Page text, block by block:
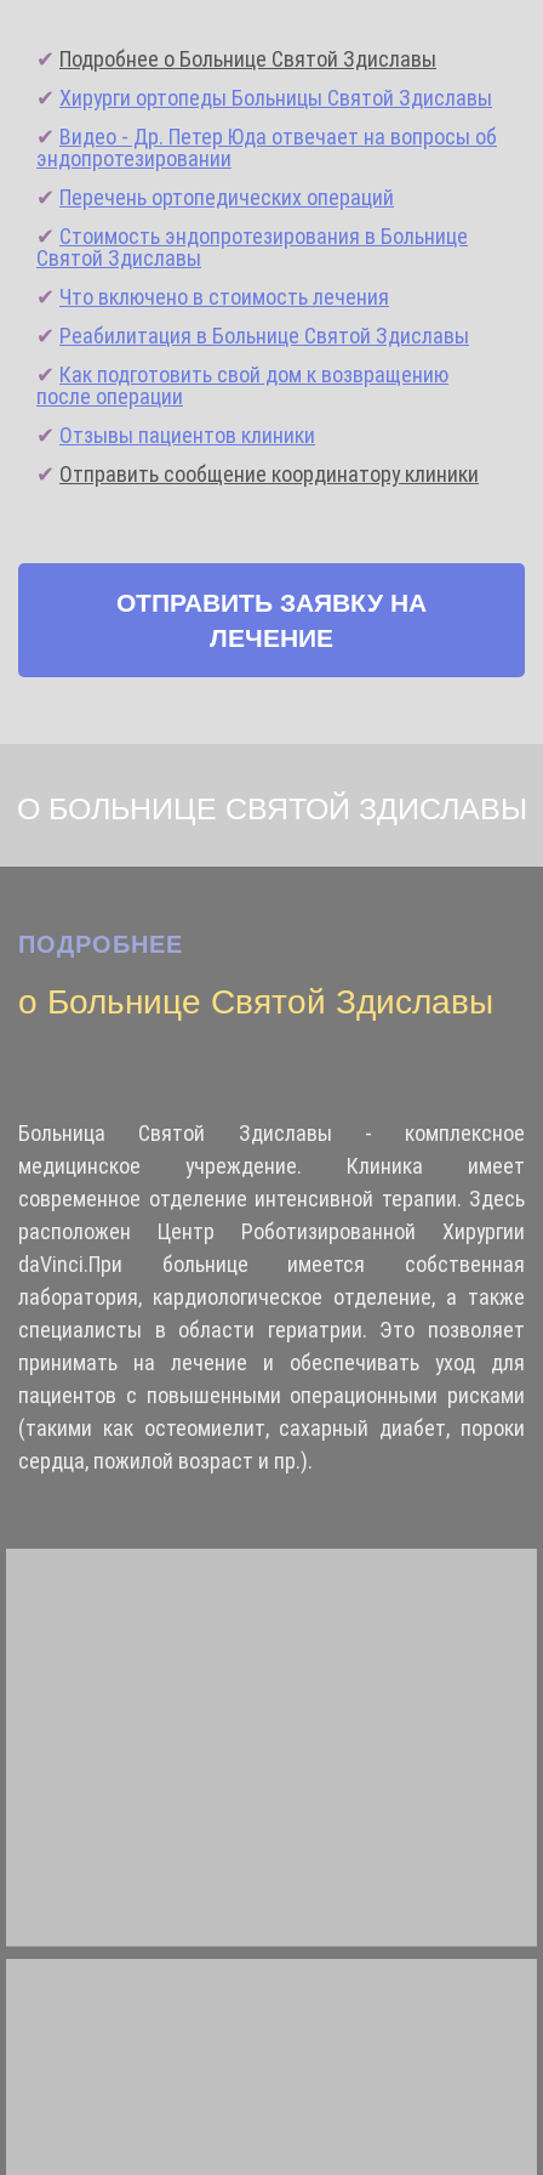
✔ Подробнее о Больнице Святой Здиславы
✔ Хирурги ортопеды Больницы Святой Здиславы
✔ Видео - Др. Петер Юда отвечает на вопросы об
эндопротезировании
✔ Перечень ортопедических операций
✔ Стоимость эндопротезирования в Больнице
Святой Здиславы
✔ Что включено в стоимость лечения
✔ Реабилитация в Больнице Святой Здиславы
✔ Как подготовить свой дом к возвращению
после операции
✔ Отзывы пациентов клиники
✔ Отправить сообщение координатору клиники
ОТПРАВИТЬ ЗАЯВКУ НА
ЛЕЧЕНИЕ
О БОЛЬНИЦЕ СВЯТОЙ ЗДИСЛАВЫ
ПОДРОБНЕЕ
о Больнице Святой Здиславы
Больница Святой Здиславы - комплексное
медицинское учреждение. Клиника имеет
современное отделение интенсивной терапии. Здесь
расположен Центр Роботизированной Хирургии
daVinci.При больнице имеется собственная
лаборатория, кардиологическое отделение, а также
специалисты в области гериатрии. Это позволяет
принимать на лечение и обеспечивать уход для
пациентов c повышенными операционными рисками
(такими как остеомиелит, сахарный диабет, пороки
сердца, пожилой возраст и пр.).